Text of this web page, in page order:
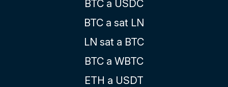
BTC a USDC
BTC a sat LN
LN sat a BTC
BTC a WBTC
ETH a USDT